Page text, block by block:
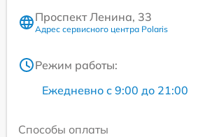
Проспект Ленина, 33
Адрес сервисного центра Polaris
Режим работы:
Ежедневно с 9:00 до 21:00
Способы оплаты